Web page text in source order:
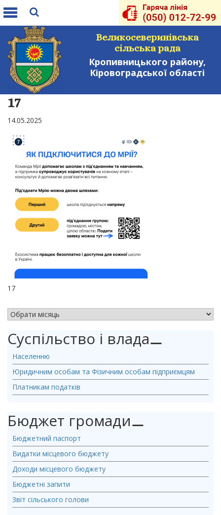
Toggle
Великосеверинівська
сільська рада
Кропивницького району,
Кіровоградської області
17
14.05.2025
17
Суспільство і влада⚊
Населенню
Юридичним особам та Фізичним особам підприємцям
Платникам податків
Бюджет громади⚊
Бюджетний паспорт
Видатки місцевого бюджету
Доходи місцевого бюджету
Бюджетні запити
Звіт сільського голови